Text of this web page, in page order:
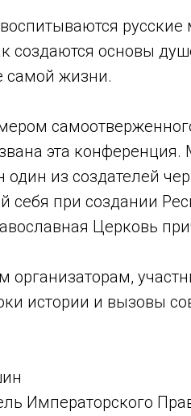
воспитываются
создаются основы
самой жизни.
эта
один из создателей
себя при создании
Церковь
организаторам,
истории и вызовы
Императорского